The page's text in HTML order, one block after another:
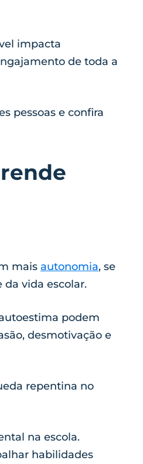
impacta
de toda a
pessoas e confira
mais autonomia, se
vida escolar.
podem
desmotivação e
repentina no
na escola.
habilidades